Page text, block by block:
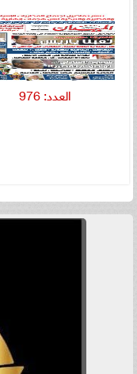
العدد: 976